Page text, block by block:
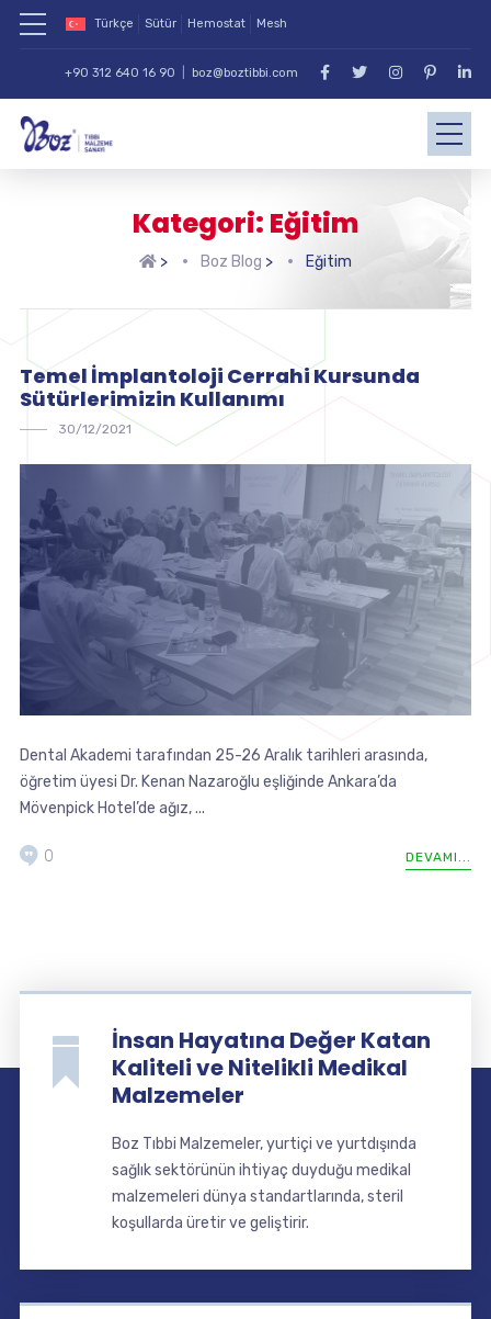
Türkçe Sütür Hemostat Mesh
+90 312 640 16 90 boz@boztibbi.com
Kategori: Eğitim
> Boz Blog > Eğitim
Temel İmplantoloji Cerrahi Kursunda
Sütürlerimizin Kullanımı
30/12/2021
Dental Akademi tarafından 25-26 Aralık tarihleri arasında,
öğretim üyesi Dr. Kenan Nazaroğlu eşliğinde Ankara’da
Mövenpick Hotel’de ağız, ...
DEVAMI...
0
İnsan Hayatına Değer Katan
Kaliteli ve Nitelikli Medikal
Malzemeler
Boz Tıbbi Malzemeler, yurtiçi ve yurtdışında
sağlık sektörünün ihtiyaç duyduğu medikal
malzemeleri dünya standartlarında, steril
koşullarda üretir ve geliştirir.